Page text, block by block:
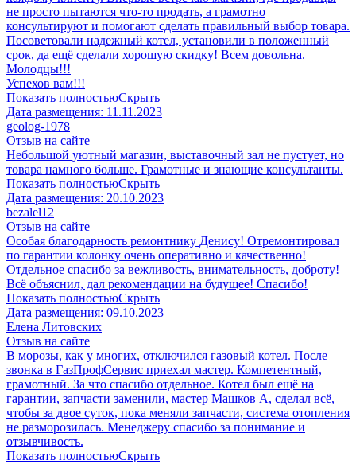
не просто пытаются что-то продать, а грамотно
консультируют и помогают сделать правильный выбор товара.
Посоветовали надежный котел, установили в положенный
срок, да ещё сделали хорошую скидку! Всем довольна.
Молодцы!!!
Успехов вам!!!
Показать полностьюСкрыть
Дата размещения: 11.11.2023
geolog-1978
Отзыв на сайте
Небольшой уютный магазин, выставочный зал не пустует, но
товара намного больше. Грамотные и знающие консультанты.
Показать полностьюСкрыть
Дата размещения: 20.10.2023
​bezalel12
Отзыв на сайте
Особая благодарность ремонтнику Денису! Отремонтировал
по гарантии колонку очень оперативно и качественно!
Отдельное спасибо за вежливость, внимательность, доброту!
Всё объяснил, дал рекомендации на будущее! Спасибо!
Показать полностьюСкрыть
Дата размещения: 09.10.2023
​Елена Литовских
Отзыв на сайте
В морозы, как у многих, отключился газовый котел. После
звонка в ГазПрофСервис приехал мастер. Компетентный,
грамотный. За что спасибо отдельное. Котел был ещё на
гарантии, запчасти заменили, мастер Машков А, сделал всё,
чтобы за двое суток, пока меняли запчасти, система отопления
не разморозилась. Менеджеру спасибо за понимание и
отзывчивость.
Показать полностьюСкрыть